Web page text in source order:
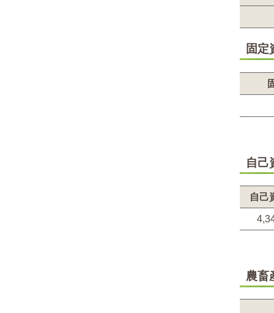
固定
自己
自己
農畜